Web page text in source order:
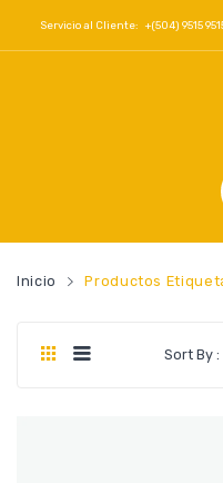
Servicio al Cliente: +(504) 9515
Inicio Productos
Sort By :